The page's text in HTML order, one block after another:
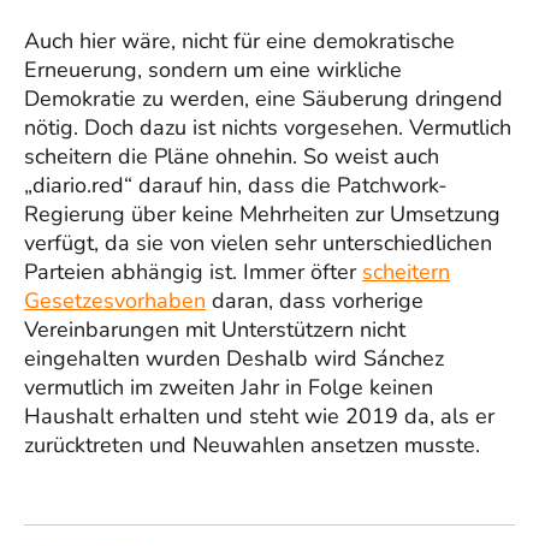
Auch hier wäre, nicht für eine demokratische
Erneuerung, sondern um eine wirkliche
Demokratie zu werden, eine Säuberung dringend
nötig. Doch dazu ist nichts vorgesehen. Vermutlich
scheitern die Pläne ohnehin. So weist auch
„diario.red“ darauf hin, dass die Patchwork-
Regierung über keine Mehrheiten zur Umsetzung
verfügt, da sie von vielen sehr unterschiedlichen
Parteien abhängig ist. Immer öfter scheitern
Gesetzesvorhaben daran, dass vorherige
Vereinbarungen mit Unterstützern nicht
eingehalten wurden Deshalb wird Sánchez
vermutlich im zweiten Jahr in Folge keinen
Haushalt erhalten und steht wie 2019 da, als er
zurücktreten und Neuwahlen ansetzen musste.